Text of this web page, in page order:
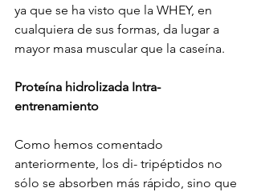
ya que se ha visto que la WHEY, en
cualquiera de sus formas, da lugar a
mayor masa muscular que la caseína.
Proteína hidrolizada Intra-
entrenamiento
Como hemos comentado
anteriormente, los di- tripéptidos no
sólo se absorben más rápido, sino que